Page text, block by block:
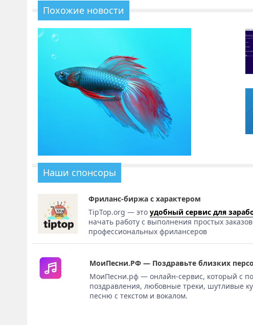
Похожие новости
Наши спонсоры
Фриланс-биржа с характером
TipTop.org — этоудобный сервис для
начать работу с выполнения простых
профессиональных фрилансеров
МоиПесни.РФ — Поздравьте близких
МоиПесни.рф — онлайн-сервис, который с
поздравления, любовные треки, шутливые
песню с текстом и вокалом.